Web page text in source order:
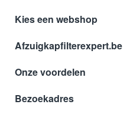
Kies een webshop
Afzuigkapfilterexpert.be
Onze voordelen
Bezoekadres